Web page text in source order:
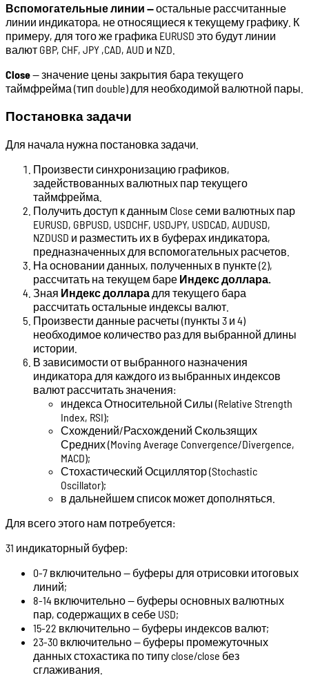
Вспомогательные линии —остальные рассчитанные
линии индикатора, не относящиеся к текущему графику. К
примеру, для того же графика EURUSD это будут линии
валют GBP, CHF, JPY ,CAD, AUD и NZD.
Close— значение цены закрытия бара текущего
таймфрейма (тип double) для необходимой валютной пары.
Постановка задачи
Для начала нужна постановка задачи.
Произвести синхронизацию графиков,
задействованных валютных пар текущего
таймфрейма.
Получить доступ к данным Close семи валютных пар
EURUSD, GBPUSD, USDCHF, USDJPY, USDCAD, AUDUSD,
NZDUSD и разместить их в буферах индикатора,
предназначенных для вспомогательных расчетов.
На основании данных, полученных в пункте (2),
рассчитать на текущем баре Индекс доллара.
Зная Индекс доллара для текущего бара
рассчитать остальные индексы валют.
Произвести данные расчеты (пункты 3 и 4)
необходимое количество раз для выбранной длины
истории.
В зависимости от выбранного назначения
индикатора для каждого из выбранных индексов
валют рассчитать значения:
индекса Относительной Силы (Relative Strength
Index, RSI);
Схождений/Расхождений Скользящих
Средних (Moving Average Convergence/Divergence,
MACD);
Стохастический Осциллятор (Stochastic
Oscillator);
в дальнейшем список может дополняться.
Для всего этого нам потребуется:
31 индикаторный буфер:
0-7 включительно — буферы для отрисовки итоговых
линий;
8-14 включительно — буферы основных валютных
пар, содержащих в себе USD;
15-22 включительно — буферы индексов валют;
23-30 включительно — буферы промежуточных
данных стохастика по типу close/close без
сглаживания.